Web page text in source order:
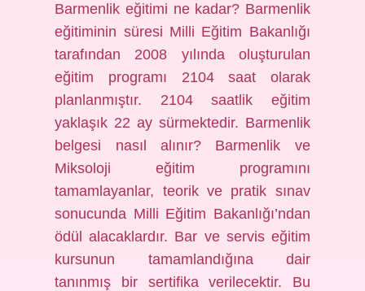
Barmenlik eğitimi ne kadar? Barmenlik
eğitiminin süresi Milli Eğitim Bakanlığı
tarafından 2008 yılında oluşturulan
eğitim programı 2104 saat olarak
planlanmıştır. 2104 saatlik eğitim
yaklaşık 22 ay sürmektedir. Barmenlik
belgesi nasıl alınır? Barmenlik ve
Miksoloji eğitim programını
tamamlayanlar, teorik ve pratik sınav
sonucunda Milli Eğitim Bakanlığı’ndan
ödül alacaklardır. Bar ve servis eğitim
kursunun tamamlandığına dair
tanınmış bir sertifika verilecektir. Bu